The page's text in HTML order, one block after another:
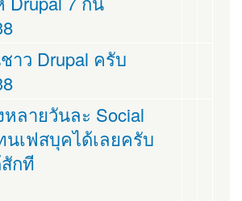
าว Drupal ครับ
ลายวันละ Social
นเฟสบุคได้เลยครับ
กที